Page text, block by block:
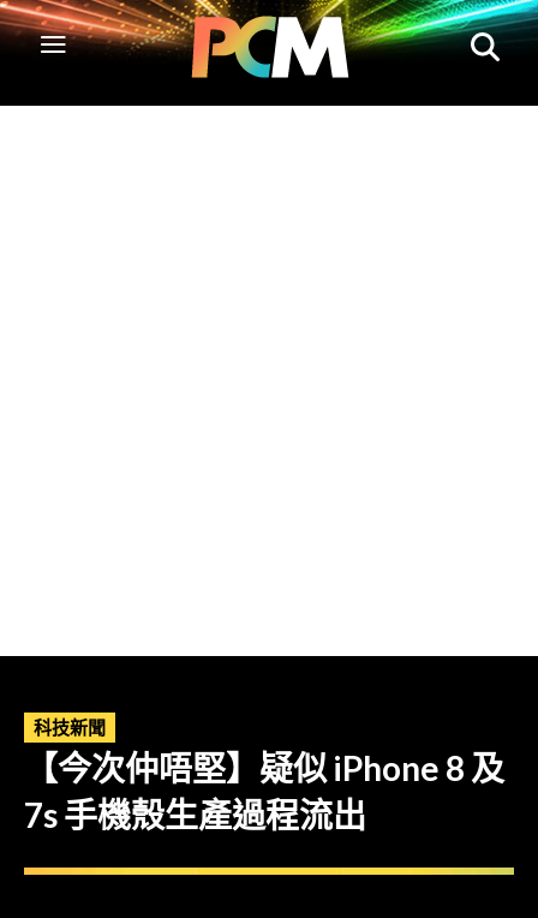
科技新聞
【今次仲唔堅】疑似 iPhone 8 及
7s 手機殼生產過程流出